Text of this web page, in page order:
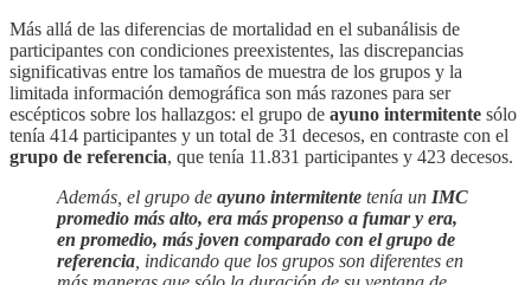
Más allá de las diferencias de mortalidad en el subanálisis de
participantes con condiciones preexistentes, las discrepancias
significativas entre los tamaños de muestra de los grupos y la
limitada información demográfica son más razones para ser
escépticos sobre los hallazgos: el grupo de ayuno intermitente sólo
tenía 414 participantes y un total de 31 decesos, en contraste con el
grupo de referencia, que tenía 11.831 participantes y 423 decesos.
Además, el grupo de ayuno intermitente tenía un IMC
promedio más alto, era más propenso a fumar y era,
en promedio, más joven comparado con el grupo de
referencia , indicando que los grupos son diferentes en